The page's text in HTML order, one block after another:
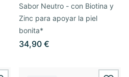
Sabor Neutro - con Biotina y
Zinc para apoyar la piel
bonita*
34,90 €